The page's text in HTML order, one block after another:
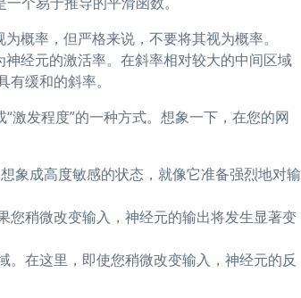
概率，但严格来说，不要将其视为概率。
经元的激活率。在斜率相对较大的中间区域
缓和的斜率。
激发程度”的一种方式。想象一下，在您的网
象成高度敏感的状态，就像它准备强烈地对输
您稍微改变输入，神经元的输出将发生显著变
在这里，即使您稍微改变输入，神经元的反